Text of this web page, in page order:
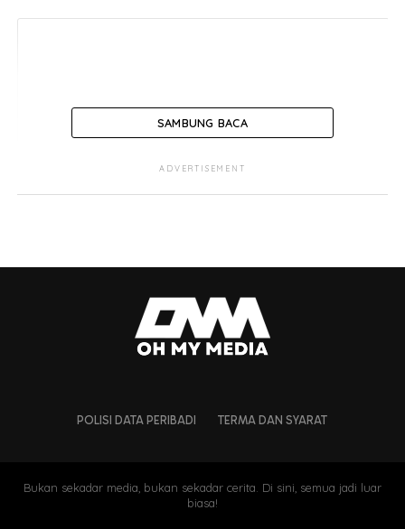
SAMBUNG BACA
ADVERTISEMENT
POLISI DATA PERIBADI TERMA DAN SYARAT
Bukan sekadar media, bukan sekadar cerita. Di sini, semua jadi luar
biasa!